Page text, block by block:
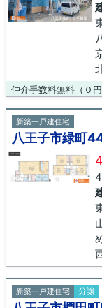
新築一戸建住宅
新築一戸建住宅 分譲